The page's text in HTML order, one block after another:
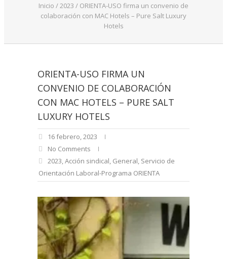
Inicio /2023 / ORIENTA-USO firma un convenio de
colaboración con MAC Hotels – Pure Salt Luxury
Hotels
ORIENTA-USO FIRMA UN
CONVENIO DE COLABORACIÓN
CON MAC HOTELS – PURE SALT
LUXURY HOTELS
16 febrero, 2023
No Comments
2023,Acción sindical, General, Servicio de
Orientación Laboral-Programa ORIENTA